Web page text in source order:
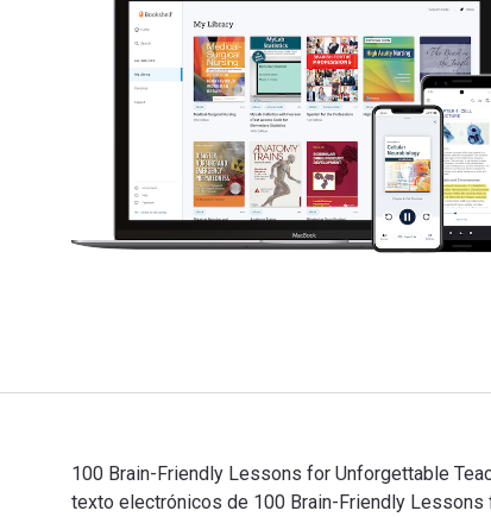
100 Brain-Friendly Lessons for Unforgettable
texto electrónicos de 100 Brain-Friendly